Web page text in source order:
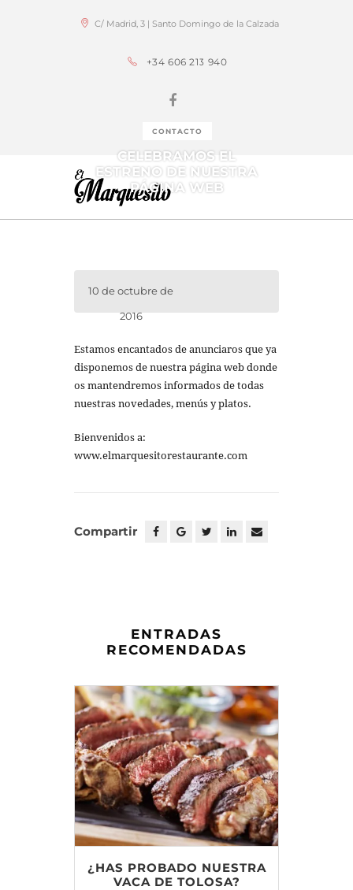
C/ Madrid, 3 | Santo Domingo de la Calzada
+34 606 213 940
CONTACTO
CELEBRAMOS EL
ESTRENO DE NUESTRA
PÁGINA WEB
10 de octubre de
2016
Estamos encantados de anunciaros que ya
disponemos de nuestra página web donde
os mantendremos informados de todas
nuestras novedades, menús y platos.
Bienvenidos a:
www.elmarquesitorestaurante.com
Compartir
ENTRADAS
RECOMENDADAS
¿HAS PROBADO NUESTRA
VACA DE TOLOSA?